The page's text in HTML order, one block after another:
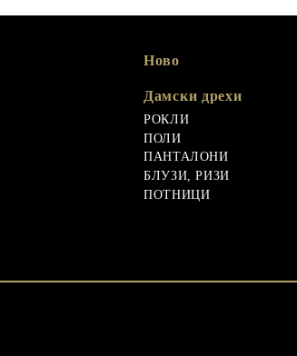
Ново
Дамски дрехи
РОКЛИ
ПОЛИ
ПАНТАЛОНИ
БЛУЗИ, РИЗИ
ПОТНИЦИ